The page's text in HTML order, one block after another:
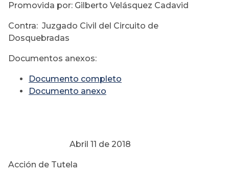
Promovida por: Gilberto Velásquez Cadavid
Contra: Juzgado Civil del Circuito de
Dosquebradas
Documentos anexos:
Documento completo
Documento anexo
Abril 11 de 2018
Acción de Tutela